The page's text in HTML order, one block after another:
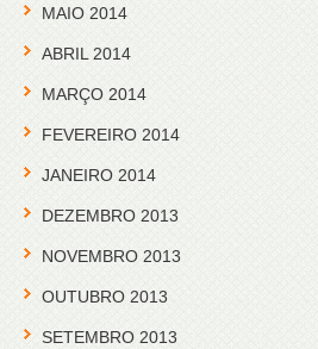
MAIO 2014
ABRIL 2014
MARÇO 2014
FEVEREIRO 2014
JANEIRO 2014
DEZEMBRO 2013
NOVEMBRO 2013
OUTUBRO 2013
SETEMBRO 2013